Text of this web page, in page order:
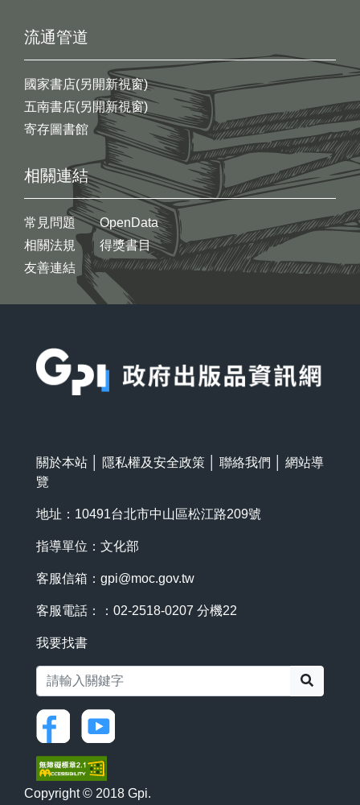
流通管道
國家書店(另開新視窗)
五南書店(另開新視窗)
寄存圖書館
相關連結
常見問題
相關法規
友善連結
OpenData
得獎書目
關於本站 隱私權及安全政策 聯絡我們
網站導
覽
地址：10491台北市中山區松江路209號
指導單位：文化部
客服信箱： gpi@moc.gov.tw
客服電話：：02-2518-0207 分機22
我要找書
Copyright © 2018 Gpi.